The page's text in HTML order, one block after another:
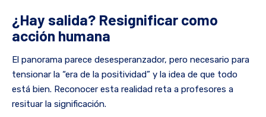
¿Hay salida? Resignificar como
acción humana
El panorama parece desesperanzador, pero necesario para
tensionar la “era de la positividad” y la idea de que todo
está bien. Reconocer esta realidad reta a profesores a
resituar la significación.